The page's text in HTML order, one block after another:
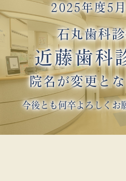
2025年度5
石丸歯科
近藤歯科
院名が変更と
今後とも何卒よろしくお